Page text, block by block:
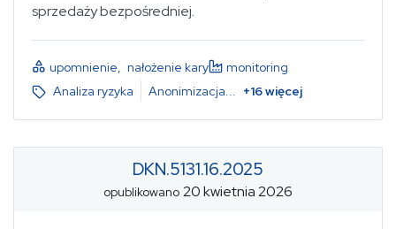
sprzedaży bezpośredniej.
upomnienie, nałożenie kary
monitoring
Analiza ryzyka
Anonimizacja... +16więcej
DKN.5131.16.2025
opublikowano 20 kwietnia 2026